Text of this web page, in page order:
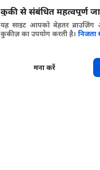
पानी का प्रबंधन ठीक से करें।
कटाई के बाद पौधे के मलबे को
कुकी से संबंधित महत्वपूर्ण
यह साइट आपको बेहतर
कुकीज़ का उपयोग करती है। निजता
मना करें